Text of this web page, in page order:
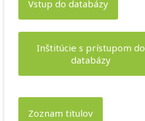
Vstup do databázy
Inštitúcie s prístupom do
databázy
Zoznam titulov